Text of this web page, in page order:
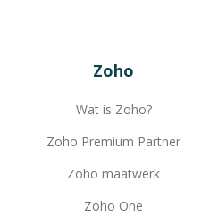
Zoho
Wat is Zoho?
Zoho Premium Partner
Zoho maatwerk
Zoho One